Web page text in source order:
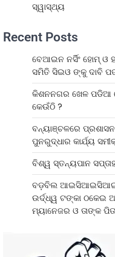
ସ୍ୱାସ୍ଥ୍ୟ
Recent Posts
ବେଆଇନ ନର୍ସିଂ ହୋମ୍ ଓ
ସମିତି ସିଇଓ ଙ୍କୁ ଦାବି
କିଶନନଗର ଖେଳ ପଡିଆ
କେଉଁଠି ?
ବନ୍ୟାଞ୍ଚଳରେ
ପୁନରୁଦ୍ଧାର କାର୍ଯ୍ୟ
ବିଶ୍ୱ ସ୍ତନ୍ୟପାନ
ବଡ଼ବିଲ ଆଇସିଆଇସିଆଇ
ଉର୍ଦ୍ଧ୍ୱ ଟଙ୍କା ଠକେଇ
ମ୍ୟାନେଜର ଓ ତାଙ୍କ